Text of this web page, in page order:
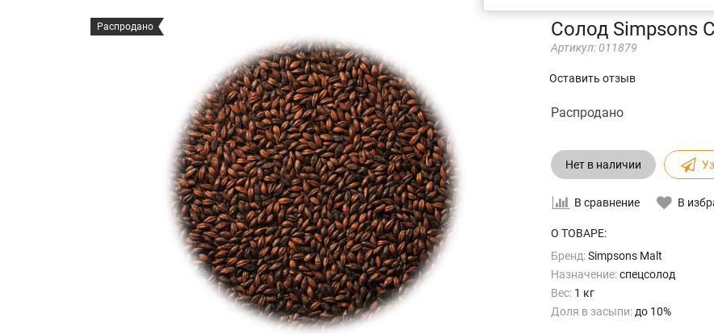
Распродано Солод Simpsons
Артикул: 011879
Оставить отзыв
Распродано
Нет в наличии
В сравнение В
О ТОВАРЕ:
Бренд:Simpsons Malt
Назначение:спецсолод
Вес: 1 кг
Доля в засыпи: до 10%